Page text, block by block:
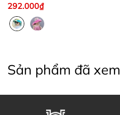
292.000₫
Sản phẩm đã xem